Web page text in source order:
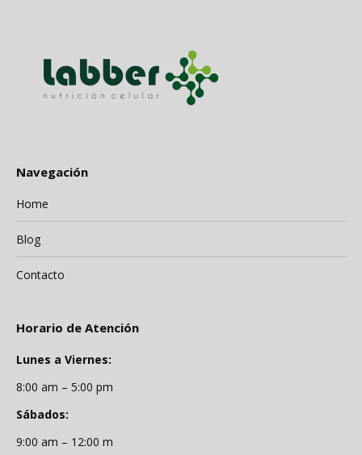
Navegación
Home
Blog
Contacto
Horario de Atención
Lunes a Viernes:
8:00 am – 5:00 pm
Sábados:
9:00 am – 12:00 m